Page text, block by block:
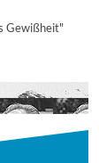
Gewißheit"